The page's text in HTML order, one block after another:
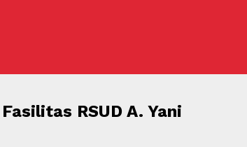
RSUD A. Yani